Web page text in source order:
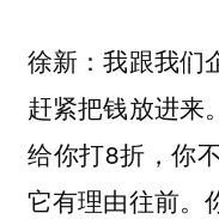
徐新：我跟我们
赶紧把钱放进来
给你打8折，你
它有理由往前。